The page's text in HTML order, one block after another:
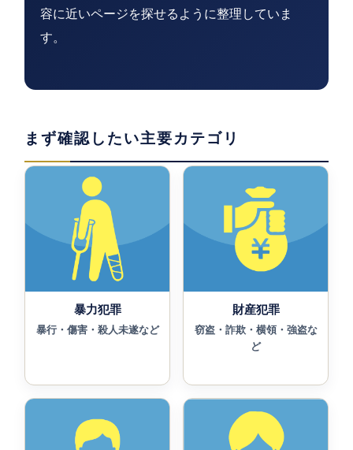
容に近いページを探せるように整理していま
す。
まず確認したい主要カテゴリ
暴力犯罪
暴行・傷害・殺人未遂など
財産犯罪
窃盗・詐欺・横領・強盗な
ど